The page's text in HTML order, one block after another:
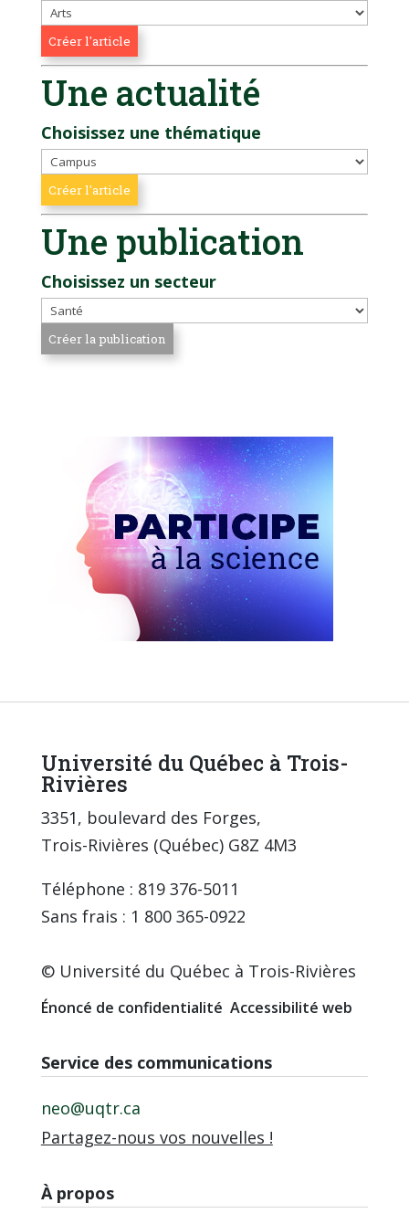
Une actualité
Choisissez une thématique
Une publication
Choisissez un secteur
Université du Québec à Trois-
Rivières
3351, boulevard des Forges,
Trois-Rivières (Québec) G8Z 4M3
Téléphone : 819 376-5011
Sans frais : 1 800 365-0922
© Université du Québec à Trois-Rivières
Énoncé de confidentialité Accessibilité web
Service des communications
neo@uqtr.ca
Partagez-nous vos nouvelles !
À propos